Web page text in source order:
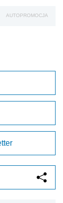
AUTOPROMOCJA